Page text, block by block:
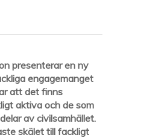
presenterar en ny
engagemanget
att det finns
aktiva och de som
av civilsamhället.
skälet till fackligt